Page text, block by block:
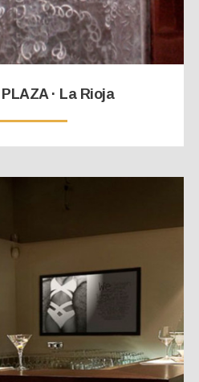
· La Rioja